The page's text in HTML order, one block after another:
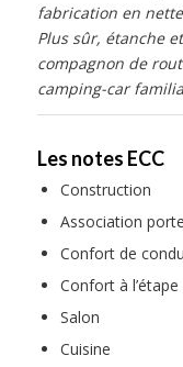
fabrication en
Plus sûr, étanche
compagnon de
camping-car
Les notes ECC
Confort
Confort